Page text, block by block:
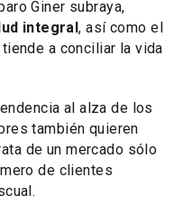
Giner subraya,
integral, así como el
a conciliar la vida
al alza de los
también quieren
de un mercado sólo
de clientes